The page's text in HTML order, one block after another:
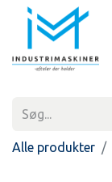
Alle produkter